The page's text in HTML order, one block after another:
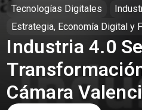
Tecnologías Digitales
Estrategia, Economía Digital y
Industria 4.0
Cámara